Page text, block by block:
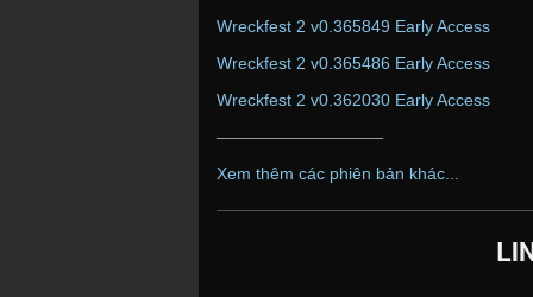
Wreckfest 2 v0.365849 Early Access
Wreckfest 2 v0.365486 Early Access
Wreckfest 2 v0.362030 Early Access
——————————
Xem thêm các phiên bản khác...